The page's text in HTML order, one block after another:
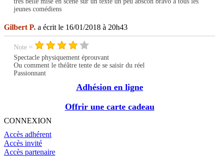
jeunes comédiens
Gilbert P. a écrit le 16/01/2018 à 20h43
Note =
Spectacle physiquement éprouvant
Ou comment le théâtre tente de se saisir du réel
Passionnant
Adhésion en ligne
Offrir une carte cadeau
CONNEXION
Accès adhérent
Accès invité
Accès partenaire